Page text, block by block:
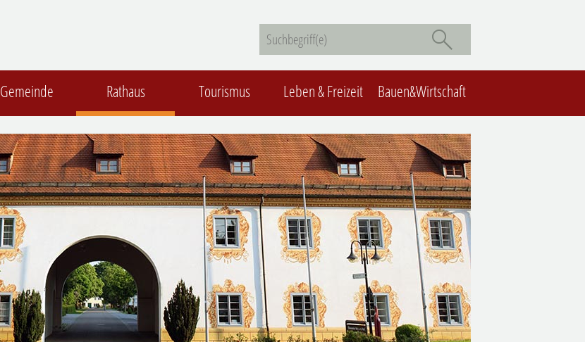
Gemeinde Rathaus Tourismus Leben & Freizeit Bauen&Wirtschaft